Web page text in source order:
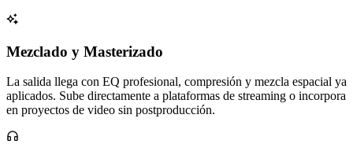
Mezclado y Masterizado
La salida llega con EQ profesional, compresión y mezcla espacial ya
aplicados. Sube directamente a plataformas de streaming o incorpora
en proyectos de video sin postproducción.